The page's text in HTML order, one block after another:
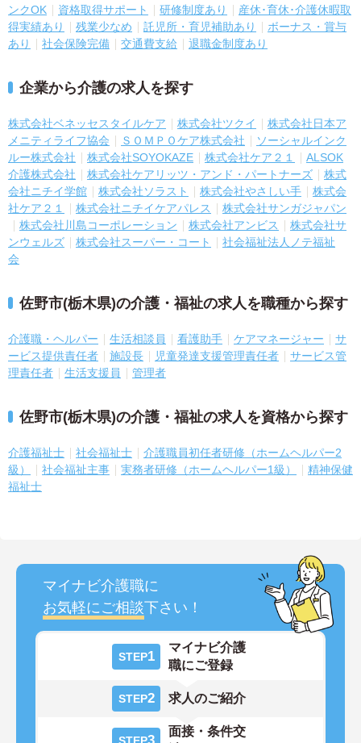
ンクOK
資格取得サポート 研修制度あり
産休･育休･介護休暇取
得実績あり
残業少なめ 託児所・育児補助あり
ボーナス・賞与
あり
社会保険完備 交通費支給 退職金制度あり
企業から介護の求人を探す
株式会社ベネッセスタイルケア 株式会社ツクイ
株式会社日本ア
メニティライフ協会
ＳＯＭＰＯケア株式会社
ソーシャルインク
ルー株式会社
株式会社SOYOKAZE 株式会社ケア２１
ALSOK
介護株式会社
株式会社ケアリッツ・アンド・パートナーズ
株式
会社ニチイ学館
株式会社ソラスト 株式会社やさしい手
株式会
社ケア２１
株式会社ニチイケアパレス
株式会社サンガジャパン
株式会社川島コーポレーション
株式会社アンビス
株式会社サ
ンウェルズ
株式会社スーパー・コート
社会福祉法人ノテ福祉
会
佐野市(栃木県)の介護・福祉の求人を職種から探す
介護職・ヘルパー 生活相談員 看護助手 ケアマネージャー
サ
ービス提供責任者
施設長 児童発達支援管理責任者
サービス管
理責任者
生活支援員 管理者
佐野市(栃木県)の介護・福祉の求人を資格から探す
介護福祉士 社会福祉士
介護職員初任者研修（ホームヘルパー2
級）
社会福祉主事 実務者研修（ホームヘルパー1級）
精神保健
福祉士
マイナビ介護職に
お気軽にご相談下さい！
STEP1
マイナビ介護
職にご登録
STEP2 求人のご紹介
面接・条件交